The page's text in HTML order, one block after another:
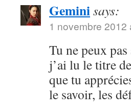
Geminisays:
1 novembre 2012
Tu ne peux
j’ai lu le titre
que tu
le savoir, les